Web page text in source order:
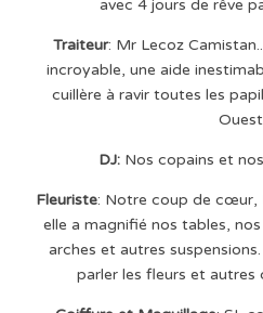
avec 4 jours de rêve
Traiteur: Mr Lecoz
incroyable, une aide
cuillère à ravir toutes les
DJ: Nos copains et
Fleuriste: Notre coup de cœur,
elle a magnifié nos tables,
arches et autres
parler les fleurs et autres